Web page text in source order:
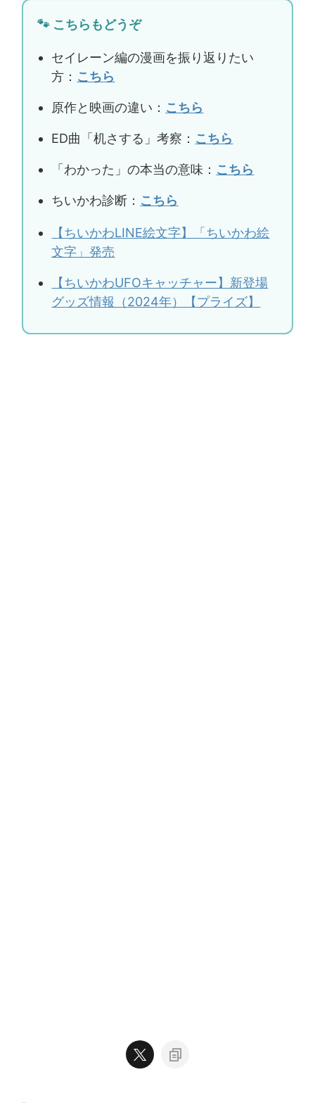
🐾 こちらもどうぞ
セイレーン編の漫画を振り返りたい
方： こちら
原作と映画の違い： こちら
ED曲「机さする」考察： こちら
「わかった」の本当の意味： こちら
ちいかわ診断： こちら
【ちいかわLINE絵文字】「ちいかわ絵
文字」発売
【ちいかわUFOキャッチャー】新登場
グッズ情報（2024年）【プライズ】